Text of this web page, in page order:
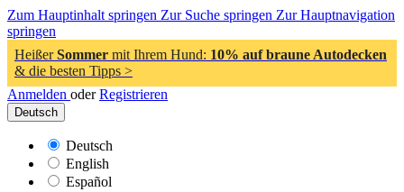
Zum Hauptinhalt springen Zur Suche springen Zur Hauptnavigation
springen
HeißerSommer mit Ihrem Hund: 10% auf braune Autodecken
& die besten Tipps >
Anmelden oder Registrieren
Deutsch
Deutsch
English
Español